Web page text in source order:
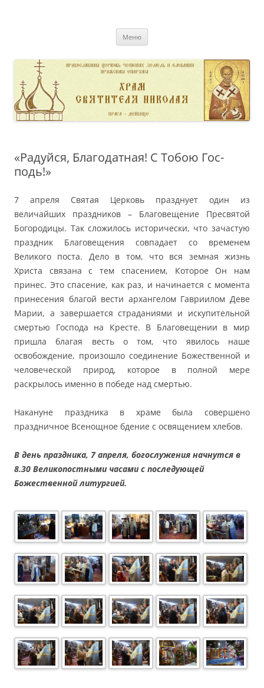
Меню
«Ра­дуй­ся, Бла­го­дат­ная! С То­бою Гос­
подь!»
7 апреля Святая Церковь празднует один из
величайших праздников – Благовещение Пресвятой
Богородицы. Так сложилось исторически, что зачастую
праздник Благовещения совпадает со временем
Великого поста. Дело в том, что вся земная жизнь
Христа связана с тем спасением, Которое Он нам
принес. Это спасение, как раз, и начинается с момента
принесения благой вести архангелом Гавриилом Деве
Марии, а завершается страданиями и искупительной
смертью Господа на Кресте. В Благовещении в мир
пришла благая весть о том, что явилось наше
освобождение, произошло соединение Божественной и
человеческой природ, которое в полной мере
раскрылось именно в победе над смертью.
Накануне праздника в храме была совершено
праздничное Всенощное бдение с освящением хлебов.
В день праздника, 7 апреля, богослужения начнутся в
8.30 Великопостными часами с последующей
Божественной литургией.